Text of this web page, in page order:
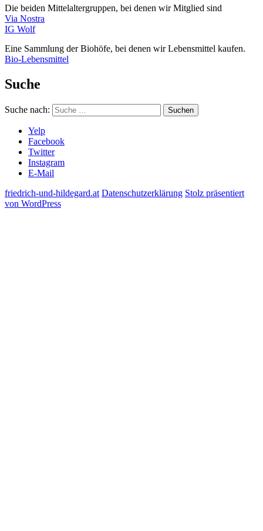
Die beiden Mittelaltergruppen, bei denen wir Mitglied sind
Via Nostra
IG Wolf
Eine Sammlung der Biohöfe, bei denen wir Lebensmittel kaufen.
Bio-Lebensmittel
Suche
Suche nach: Suchen
Yelp
Facebook
Twitter
Instagram
E-Mail
friedrich-und-hildegard.at Datenschutzerklärung Stolz präsentiert
von WordPress